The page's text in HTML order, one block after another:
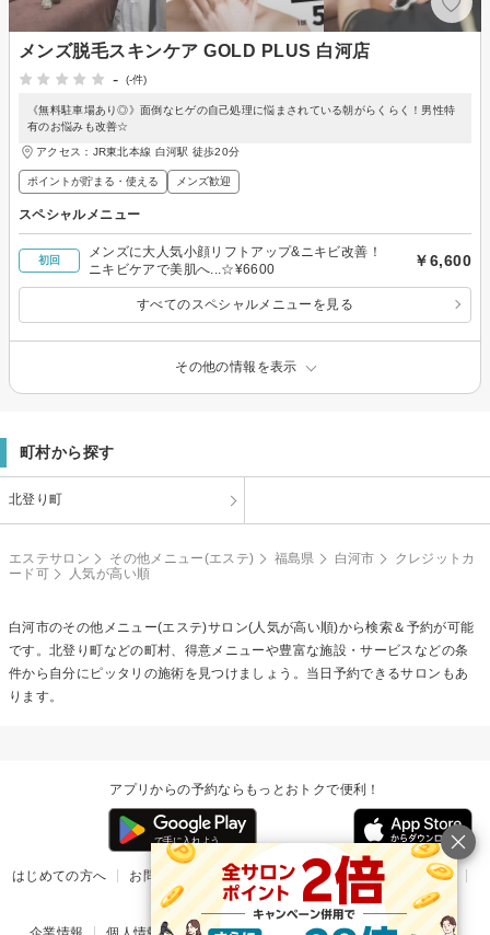
メンズ脱毛スキンケア GOLD PLUS 白河店
-
(-件)
《無料駐車場あり◎》面倒なヒゲの自己処理に悩まされている朝がらくらく！男性特
有のお悩みも改善☆
アクセス：JR東北本線 白河駅 徒歩20分
ポイントが貯まる・使える メンズ歓迎
スペシャルメニュー
初回
メンズに大人気小顔リフトアップ&ニキビ改善！
ニキビケアで美肌へ...☆¥6600
￥6,600
すべてのスペシャルメニューを見る
その他の情報を表示
町村から探す
北登り町
エステサロン その他メニュー(エステ) 福島県 白河市
クレジットカ
ード可
人気が高い順
白河市のその他メニュー(エステ)サロン(人気が高い順)から検索＆予約が可能
です。北登り町などの町村、得意メニューや豊富な施設・サービスなどの条
件から自分にピッタリの施術を見つけましょう。当日予約できるサロンもあ
ります。
アプリからの予約ならもっとおトクで便利！
はじめての方へ お問い合わせ ヘルプ リリース情報
利用規約
掲載ご希望のサロン様